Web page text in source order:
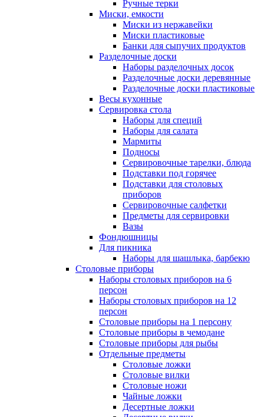
Ручные терки
Миски, емкости
Миски из нержавейки
Миски пластиковые
Банки для сыпучих продуктов
Разделочные доски
Наборы разделочных досок
Разделочные доски деревянные
Разделочные доски пластиковые
Весы кухонные
Сервировка стола
Наборы для специй
Наборы для салата
Мармиты
Подносы
Сервировочные тарелки, блюда
Подставки под горячее
Подставки для столовых
приборов
Сервировочные салфетки
Предметы для сервировки
Вазы
Фондюшницы
Для пикника
Наборы для шашлыка, барбекю
Столовые приборы
Наборы столовых приборов на 6
персон
Наборы столовых приборов на 12
персон
Столовые приборы на 1 персону
Столовые приборы в чемодане
Столовые приборы для рыбы
Отдельные предметы
Столовые ложки
Столовые вилки
Столовые ножи
Чайные ложки
Десертные ложки